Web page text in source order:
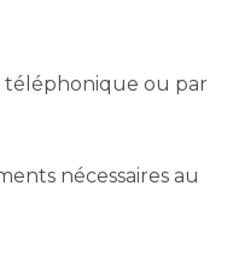
ou par
nécessaires au